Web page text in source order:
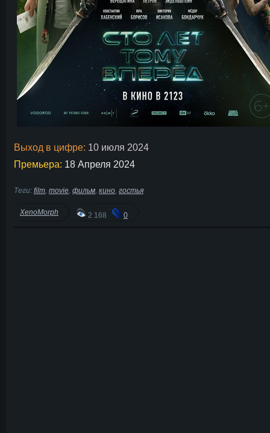
Выход в цифре: 10 июля 2024
Премьера: 18 Апреля 2024
Теги: film movie фильм кино гостья
XenoMorph 2 168 0